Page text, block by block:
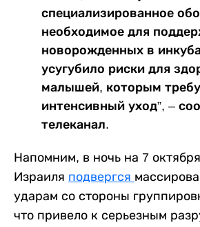
специализированное
необходимое для
новорожденных в
усугубило риски для
малышей, которым
интенсивный уход”, –
телеканал.
Напомним, в ночь на 7
Израиля подвергся
ударам со стороны
что привело к серьезным